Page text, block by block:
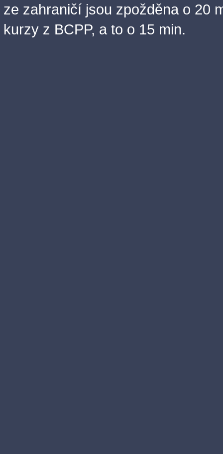
ze zahraničí jsou zpožděna o 20
kurzy z BCPP, a to o 15 min.